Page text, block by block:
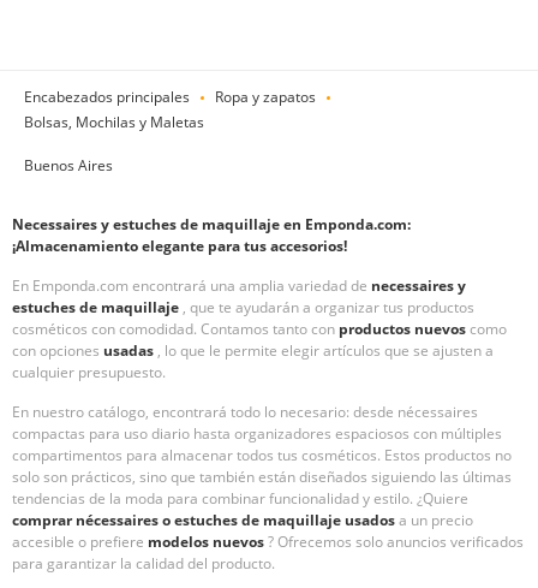
Encabezados principales
Ropa y zapatos
Bolsas, Mochilas y Maletas
Buenos Aires
Necessaires y estuches de maquillaje en Emponda.com:
¡Almacenamiento elegante para tus accesorios!
En Emponda.com encontrará una amplia variedad de necessaires y
estuches de maquillaje , que te ayudarán a organizar tus productos
cosméticos con comodidad. Contamos tanto con productos nuevoscomo
con opciones usadas , lo que le permite elegir artículos que se ajusten a
cualquier presupuesto.
En nuestro catálogo, encontrará todo lo necesario: desde nécessaires
compactas para uso diario hasta organizadores espaciosos con múltiples
compartimentos para almacenar todos tus cosméticos. Estos productos no
solo son prácticos, sino que también están diseñados siguiendo las últimas
tendencias de la moda para combinar funcionalidad y estilo. ¿Quiere
comprar nécessaires o estuches de maquillaje usadosa un precio
accesible o prefiere modelos nuevos? Ofrecemos solo anuncios verificados
para garantizar la calidad del producto.